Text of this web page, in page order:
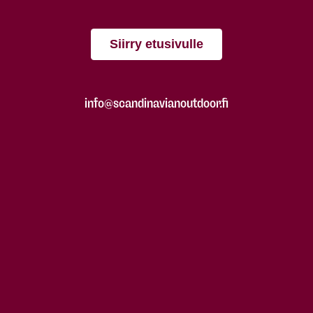
Siirry etusivulle
info@scandinavianoutdoor.fi